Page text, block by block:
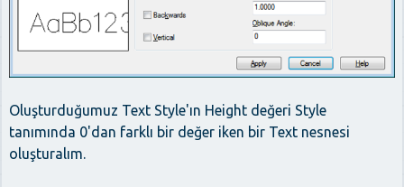
Oluşturduğumuz Text Style'ın Height değeri Style
tanımında 0'dan farklı bir değer iken bir Text nesnesi
oluşturalım.